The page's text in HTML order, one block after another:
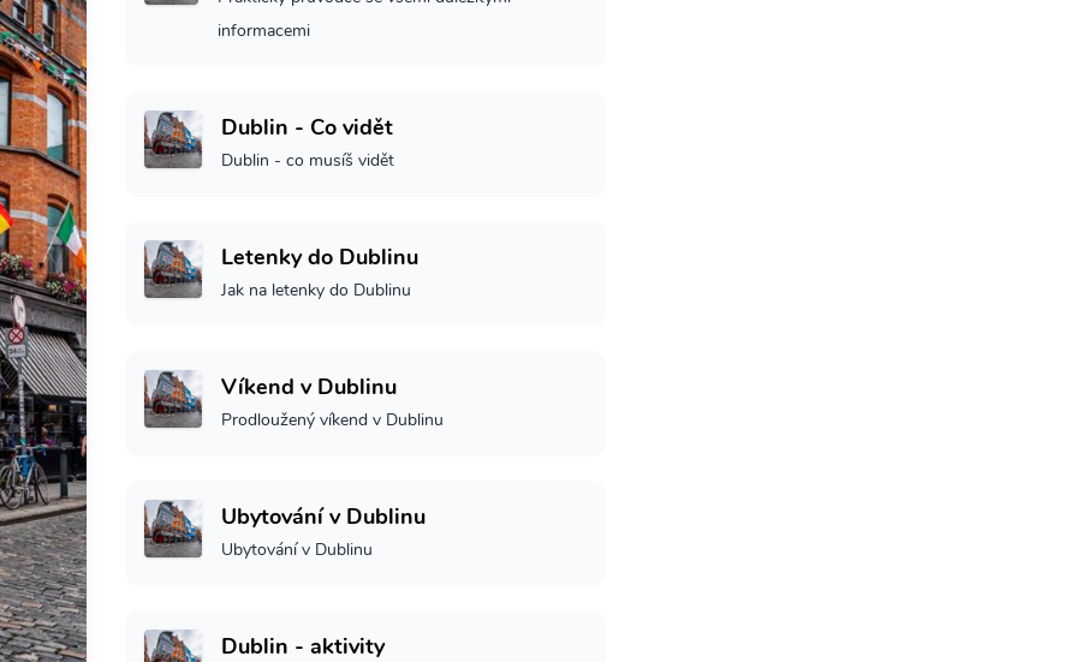
informacemi
Dublin - Co vidět
Dublin - co musíš vidět
Letenky do Dublinu
Jak na letenky do Dublinu
Víkend v Dublinu
Prodloužený víkend v Dublinu
Ubytování v Dublinu
Ubytování v Dublinu
Dublin - aktivity